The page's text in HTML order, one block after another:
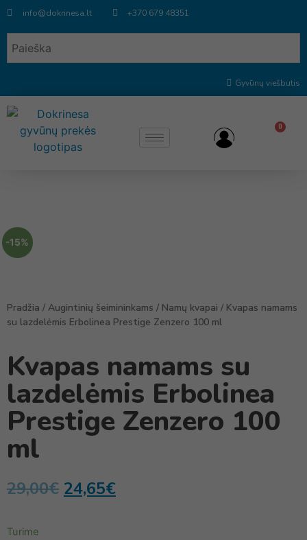
info@dokrinesa.lt +370 679 48351
Gyvūnų viešbutis
0
-15%
Pradžia / Augintinių šeimininkams / Namų kvapai / Kvapas namams
su lazdelėmis Erbolinea Prestige Zenzero 100 ml
Kvapas namams su
lazdelėmis Erbolinea
Prestige Zenzero 100
ml
29,00€ 24,65€
Turime